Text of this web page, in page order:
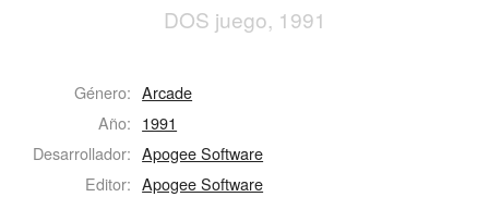
DOS juego, 1991
Género: Arcade
Año: 1991
Desarrollador: Apogee Software
Editor: Apogee Software